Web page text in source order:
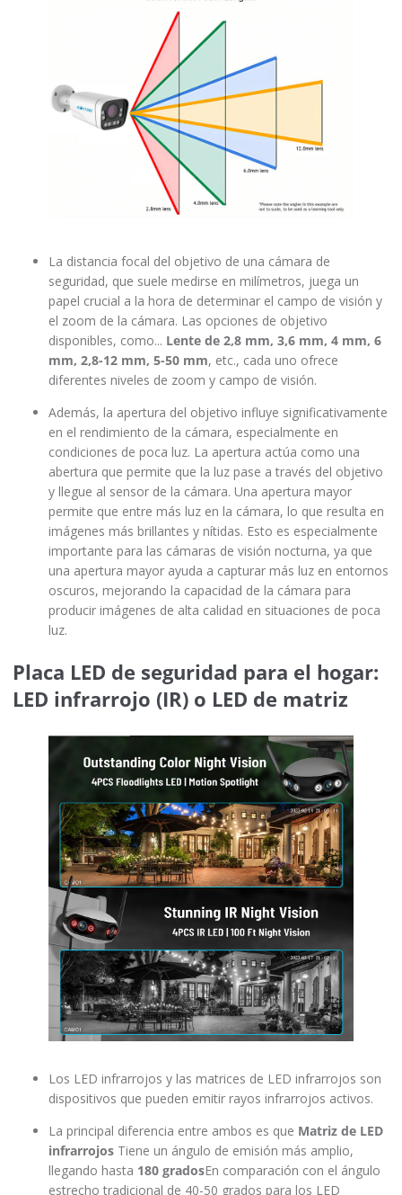
La distancia focal del objetivo de una cámara de
seguridad, que suele medirse en milímetros, juega un
papel crucial a la hora de determinar el campo de visión y
el zoom de la cámara. Las opciones de objetivo
disponibles, como... Lente de 2,8 mm, 3,6 mm, 4 mm, 6
mm, 2,8-12 mm, 5-50 mm, etc., cada uno ofrece
diferentes niveles de zoom y campo de visión.
Además, la apertura del objetivo influye significativamente
en el rendimiento de la cámara, especialmente en
condiciones de poca luz. La apertura actúa como una
abertura que permite que la luz pase a través del objetivo
y llegue al sensor de la cámara. Una apertura mayor
permite que entre más luz en la cámara, lo que resulta en
imágenes más brillantes y nítidas. Esto es especialmente
importante para las cámaras de visión nocturna, ya que
una apertura mayor ayuda a capturar más luz en entornos
oscuros, mejorando la capacidad de la cámara para
producir imágenes de alta calidad en situaciones de poca
luz.
Placa LED de seguridad para el hogar:
LED infrarrojo (IR) o LED de matriz
Los LED infrarrojos y las matrices de LED infrarrojos son
dispositivos que pueden emitir rayos infrarrojos activos.
La principal diferencia entre ambos es que Matriz de LED
infrarrojos Tiene un ángulo de emisión más amplio,
llegando hasta 180 gradosEn comparación con el ángulo
estrecho tradicional de 40-50 grados para los LED